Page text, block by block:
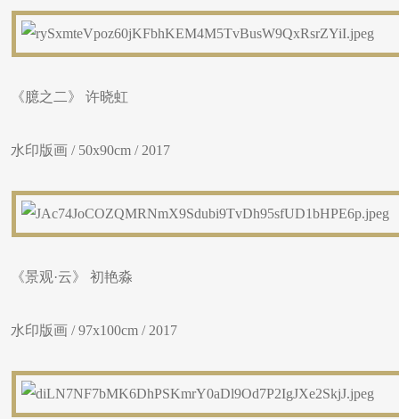
《臆之二》 许晓虹
水印版画 / 50x90cm / 2017
《景观·云》 初艳淼
水印版画 / 97x100cm / 2017